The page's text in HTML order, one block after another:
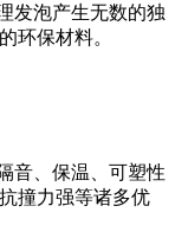
发泡产生无数的独
环保材料。
音、保温、可塑性
撞力强等诸多优